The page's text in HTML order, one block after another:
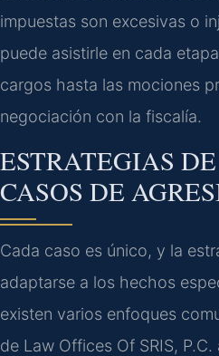
impuestas son excesivas o
puede asistirle en cada
cargos hasta las mociones
negociación con la fiscalía.
ESTRATEGIAS
CASOS DE
Cada caso es único, y la
adaptarse a los hechos
existen varios enfoques
de Law Offices Of SRIS,